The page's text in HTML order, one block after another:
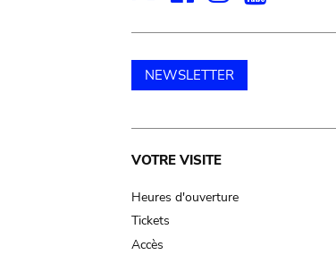
NEWSLETTER
Main
navigation
VOTRE VISITE
Heures d'ouverture
Tickets
Accès